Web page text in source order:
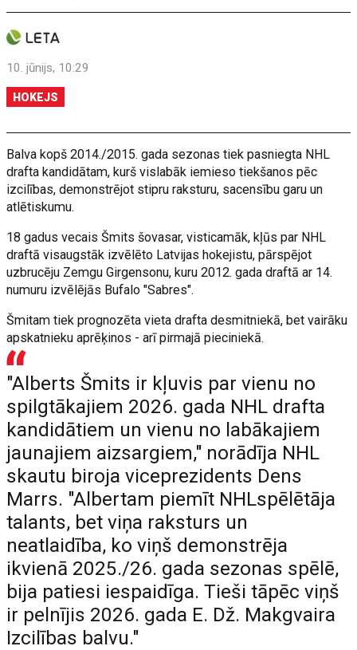
10. jūnijs, 10:29
HOKEJS
Balva kopš 2014./2015. gada sezonas tiek pasniegta NHL
drafta kandidātam, kurš vislabāk iemieso tiekšanos pēc
izcilības, demonstrējot stipru raksturu, sacensību garu un
atlētiskumu.
18 gadus vecais Šmits šovasar, visticamāk, kļūs par NHL
draftā visaugstāk izvēlēto Latvijas hokejistu, pārspējot
uzbrucēju Zemgu Girgensonu, kuru 2012. gada draftā ar 14.
numuru izvēlējās Bufalo "Sabres".
Šmitam tiek prognozēta vieta drafta desmitniekā, bet vairāku
apskatnieku aprēķinos - arī pirmajā pieciniekā.
"Alberts Šmits ir kļuvis par vienu no
spilgtākajiem 2026. gada NHL drafta
kandidātiem un vienu no labākajiem
jaunajiem aizsargiem," norādīja NHL
skautu biroja viceprezidents Dens
Marrs. "Albertam piemīt NHLspēlētāja
talants, bet viņa raksturs un
neatlaidība, ko viņš demonstrēja
ikvienā 2025./26. gada sezonas spēlē,
bija patiesi iespaidīga. Tieši tāpēc viņš
ir pelnījis 2026. gada E. Dž. Makgvaira
Izcilības balvu."